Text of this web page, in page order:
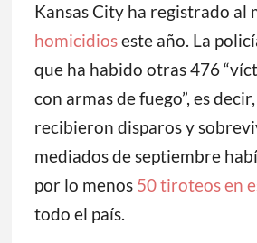
Kansas City ha registrado al
homicidioseste año. La
que ha habido otras 476
con armas de fuego”, es
recibieron disparos y
mediados de septiembre
por lo menos 50 tiroteos en
todo el país.